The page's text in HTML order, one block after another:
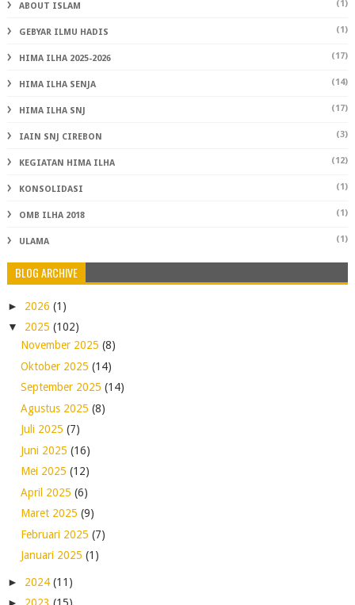
ABOUT ISLAM (1)
GEBYAR ILMU HADIS (1)
HIMA ILHA 2025-2026 (17)
HIMA ILHA SENJA (14)
HIMA ILHA SNJ (17)
IAIN SNJ CIREBON (3)
KEGIATAN HIMA ILHA (12)
KONSOLIDASI (1)
OMB ILHA 2018 (1)
ULAMA (1)
BLOG ARCHIVE
► 2026 (1)
▼ 2025 (102)
November 2025 (8)
Oktober 2025 (14)
September 2025 (14)
Agustus 2025 (8)
Juli 2025 (7)
Juni 2025 (16)
Mei 2025 (12)
April 2025 (6)
Maret 2025 (9)
Februari 2025 (7)
Januari 2025 (1)
► 2024 (11)